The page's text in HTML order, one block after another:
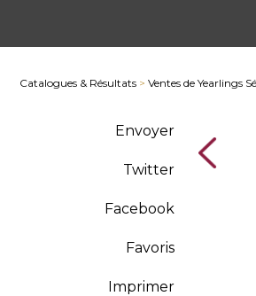
Catalogues & Résultats > Ventes de Yearlings
Envoyer
Twitter
Facebook
Favoris
Imprimer